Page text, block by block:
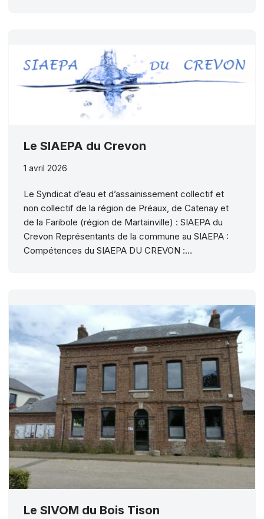
Le SIAEPA du Crevon
1 avril 2026
Le Syndicat d’eau et d’assainissement collectif et
non collectif de la région de Préaux, de Catenay et
de la Faribole (région de Martainville) : SIAEPA du
Crevon Représentants de la commune au SIAEPA :
Compétences du SIAEPA DU CREVON :…
Le SIVOM du Bois Tison